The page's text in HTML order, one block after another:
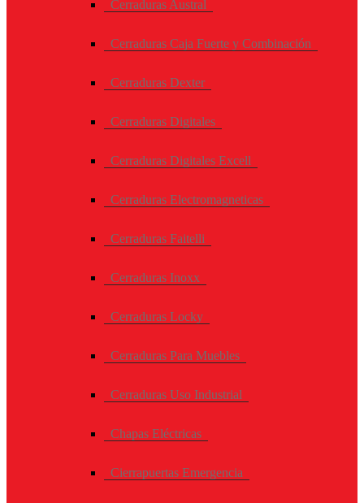
Cerraduras Austral
Cerraduras Caja Fuerte y Combinación
Cerraduras Dexter
Cerraduras Digitales
Cerraduras Digitales Excell
Cerraduras Electromagneticas
Cerraduras Faitelli
Cerraduras Inoxx
Cerraduras Locky
Cerraduras Para Muebles
Cerraduras Uso Industrial
Chapas Eléctricas
Cierrapuertas Emergencia